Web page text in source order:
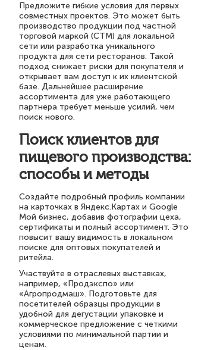
Предложите гибкие условия для первых
совместных проектов. Это может быть
производство продукции под частной
торговой маркой (СТМ) для локальной
сети или разработка уникального
продукта для сети ресторанов. Такой
подход снижает риски для покупателя и
открывает вам доступ к их клиентской
базе. Дальнейшее расширение
ассортимента для уже работающего
партнера требует меньше усилий, чем
поиск нового.
Поиск клиентов для
пищевого производства:
способы и методы
Создайте подробный профиль компании
на карточках в Яндекс.Картах и Google
Мой бизнес, добавив фотографии цеха,
сертификаты и полный ассортимент. Это
повысит вашу видимость в локальном
поиске для оптовых покупателей и
ритейла.
Участвуйте в отраслевых выставках,
например, «Продэкспо» или
«Агропродмаш». Подготовьте для
посетителей образцы продукции в
удобной для дегустации упаковке и
коммерческое предложение с четкими
условиями по минимальной партии и
ценам.